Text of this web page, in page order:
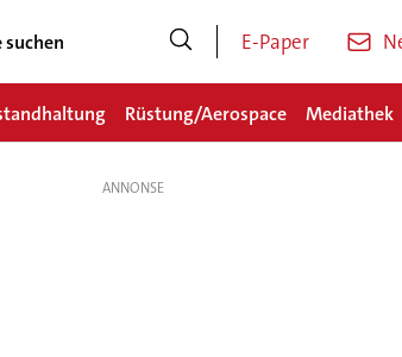
E-Paper
Rüstung/Aerospace Mediathek